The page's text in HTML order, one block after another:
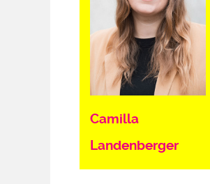
Camilla
Landenberger